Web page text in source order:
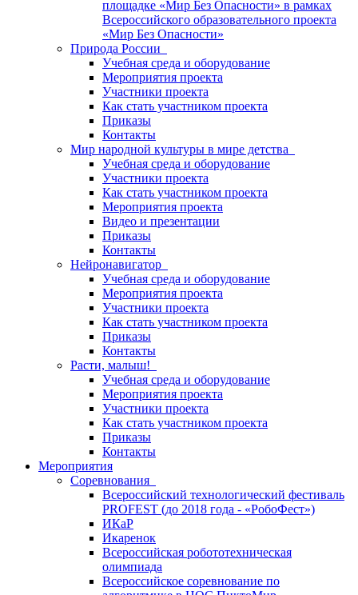
площадке «Мир Без Опасности» в рамках
Всероссийского образовательного проекта
«Мир Без Опасности»
Природа России
Учебная среда и оборудование
Мероприятия проекта
Участники проекта
Как стать участником проекта
Приказы
Контакты
Мир народной культуры в мире детства
Учебная среда и оборудование
Участники проекта
Как стать участником проекта
Мероприятия проекта
Видео и презентации
Приказы
Контакты
Нейронавигатор
Учебная среда и оборудование
Мероприятия проекта
Участники проекта
Как стать участником проекта
Приказы
Контакты
Расти, малыш!
Учебная среда и оборудование
Мероприятия проекта
Участники проекта
Как стать участником проекта
Приказы
Контакты
Мероприятия
Соревнования
Всероссийский технологический фестиваль
PROFEST (до 2018 года - «РобоФест»)
ИКаР
Икаренок
Всероссийская робототехническая
олимпиада
Всероссийское соревнование по